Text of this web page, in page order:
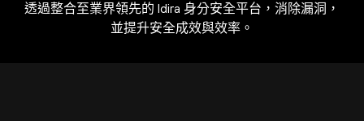
透過整合至業界領先的 Idira 身分安全平台，消除漏洞，
並提升安全成效與效率。